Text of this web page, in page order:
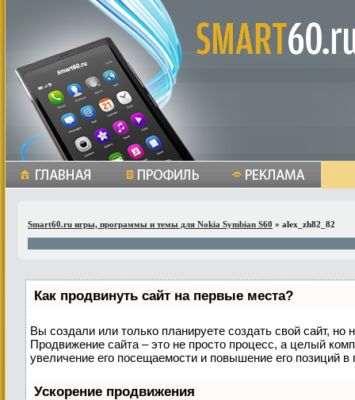
Smart60.ru игры, программы и темы для Nokia Symbian S60 » alex_zh82_82
Как продвинуть сайт на первые места?
Вы создали или только планируете создать свой сайт, но
Продвижение сайта – это не просто процесс, а целый
увеличение его посещаемости и повышение его позиций в
Ускорение продвижения